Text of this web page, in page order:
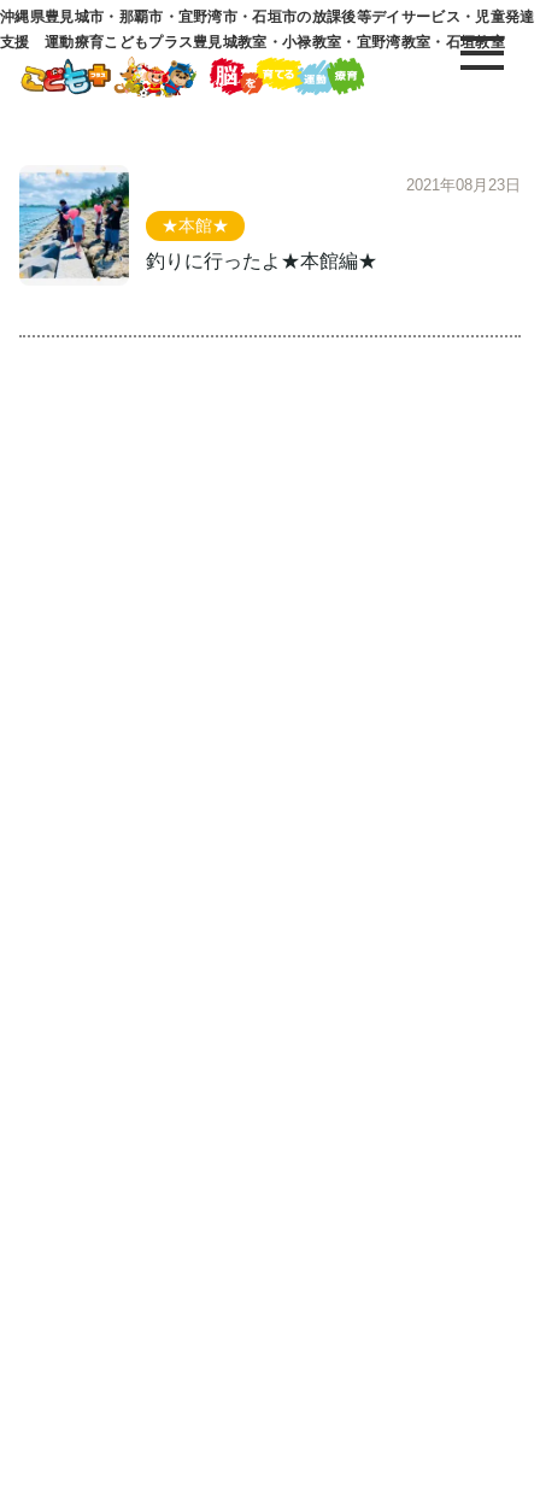
沖縄県豊見城市・那覇市・宜野湾市・石垣市の放課後等デイサービス・児童発達
支援 運動療育こどもプラス豊見城教室・小禄教室・宜野湾教室・石垣教室
★本館★
釣りに行ったよ★本館編★
2021年08月23日